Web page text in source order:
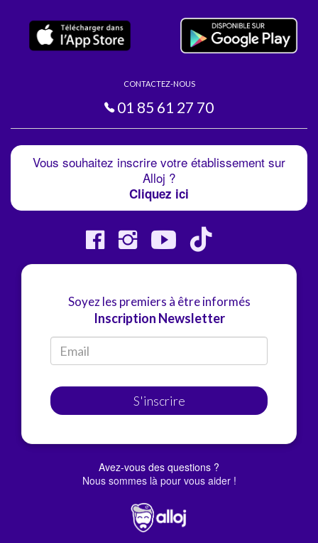
CONTACTEZ-NOUS
01 85 61 27 70
Vous souhaitez inscrire votre établissement sur
Alloj ?
Cliquez ici
Soyez les premiers à être informés
Inscription Newsletter
S'inscrire
Avez-vous des questions ?
Nous sommes là pour vous aider !